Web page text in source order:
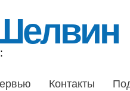
Контакты